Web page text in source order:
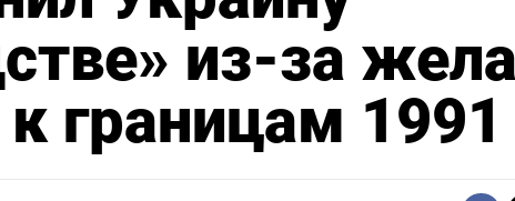
из-за
границам 1991